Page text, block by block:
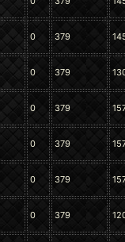
0 379
0 379
0 379
0 379
0 379
0 379